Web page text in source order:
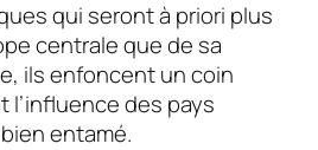
qui seront à priori plus
centrale que de sa
ils enfoncent un coin
l’influence des pays
entamé.